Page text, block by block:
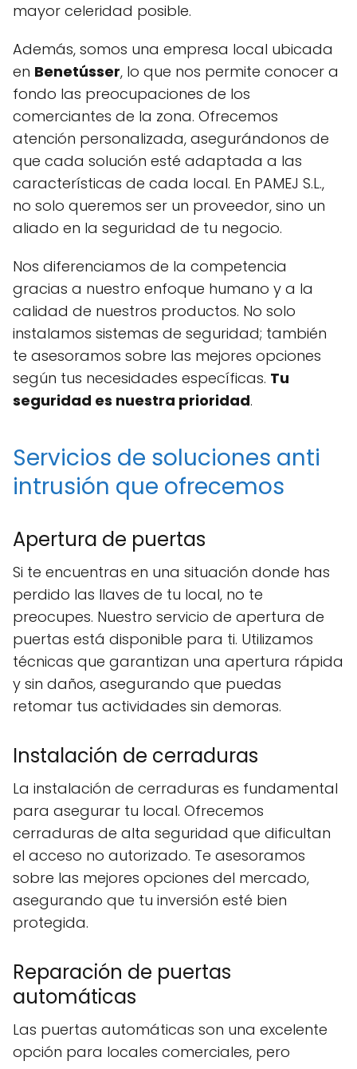
mayor celeridad posible.
Además, somos una empresa local ubicada
en Benetússer, lo que nos permite conocer a
fondo las preocupaciones de los
comerciantes de la zona. Ofrecemos
atención personalizada, asegurándonos de
que cada solución esté adaptada a las
características de cada local. En PAMEJ S.L.,
no solo queremos ser un proveedor, sino un
aliado en la seguridad de tu negocio.
Nos diferenciamos de la competencia
gracias a nuestro enfoque humano y a la
calidad de nuestros productos. No solo
instalamos sistemas de seguridad; también
te asesoramos sobre las mejores opciones
según tus necesidades específicas. Tu
seguridad es nuestra prioridad.
Servicios de soluciones anti
intrusión que ofrecemos
Apertura de puertas
Si te encuentras en una situación donde has
perdido las llaves de tu local, no te
preocupes. Nuestro servicio de apertura de
puertas está disponible para ti. Utilizamos
técnicas que garantizan una apertura rápida
y sin daños, asegurando que puedas
retomar tus actividades sin demoras.
Instalación de cerraduras
La instalación de cerraduras es fundamental
para asegurar tu local. Ofrecemos
cerraduras de alta seguridad que dificultan
el acceso no autorizado. Te asesoramos
sobre las mejores opciones del mercado,
asegurando que tu inversión esté bien
protegida.
Reparación de puertas
automáticas
Las puertas automáticas son una excelente
opción para locales comerciales, pero